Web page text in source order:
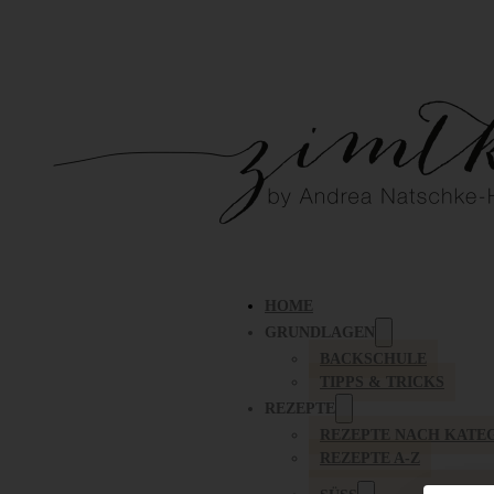
HOME
GRUNDLAGEN
BACKSCHULE
TIPPS & TRICKS
REZEPTE
REZEPTE NACH
REZEPTE A-Z